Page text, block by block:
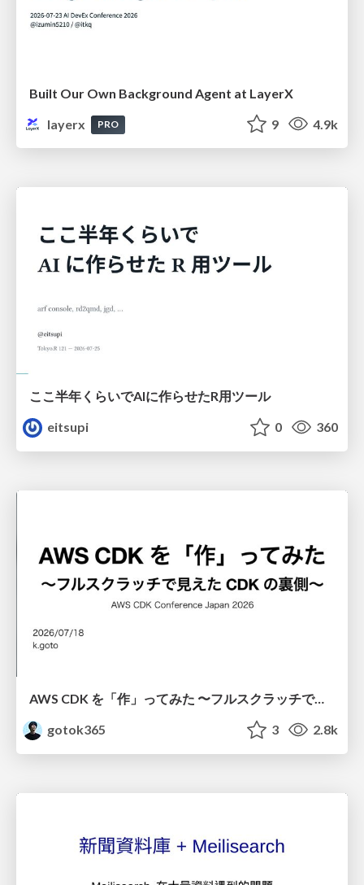
Built Our Own Background Agent at LayerX
layerx
PRO 9 4.9k
ここ半年くらいでAIに作らせたR用ツール
eitsupi
0 360
AWS CDK を「作」ってみた 〜フルスクラッチで見えた CDK の裏側〜 / aws-cdk-from-scratch
gotok365
3 2.8k